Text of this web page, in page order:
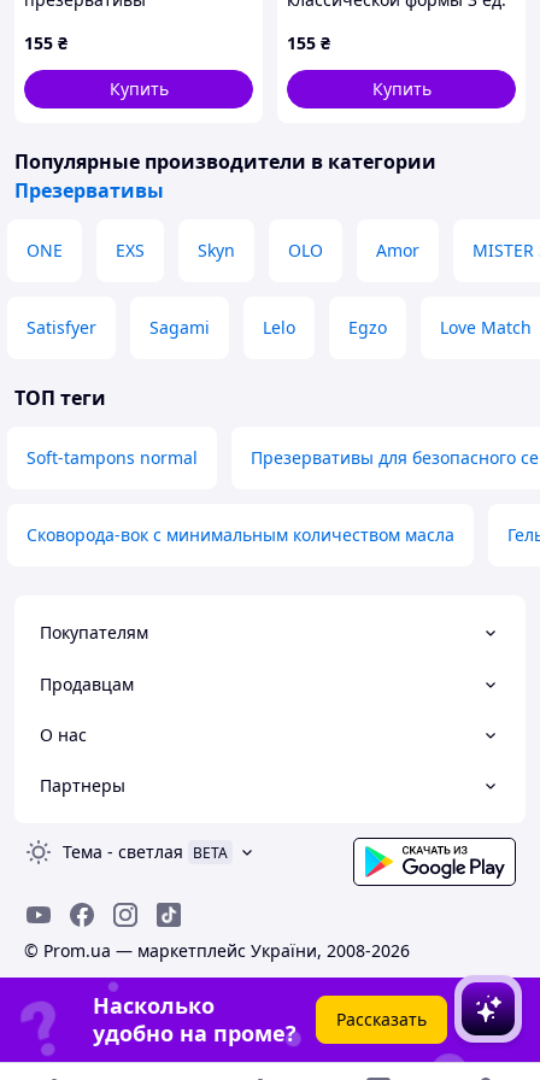
EP9029535
155 ₴
Купить
155 ₴
Купить
Популярные производители в категории
Презервативы
ONE EXS Skyn OLO Amor MISTER
Satisfyer Sagami Lelo Egzo Love Match
ТОП теги
Soft-tampons normal Презервативы для безопасного
Сковорода-вок с минимальным количеством масла
Покупателям
Продавцам
О нас
Партнеры
Тема - светлая BETA
© Prom.ua — маркетплейс України, 2008-2026
Насколько
удобно на проме?
Рассказать